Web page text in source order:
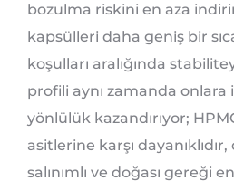
bozulma riskini en aza
kapsülleri daha geniş bir
koşulları aralığında
profili aynı zamanda onlara
yönlülük kazandırıyor;
asitlerine karşı
salınımlı ve doğası gereği